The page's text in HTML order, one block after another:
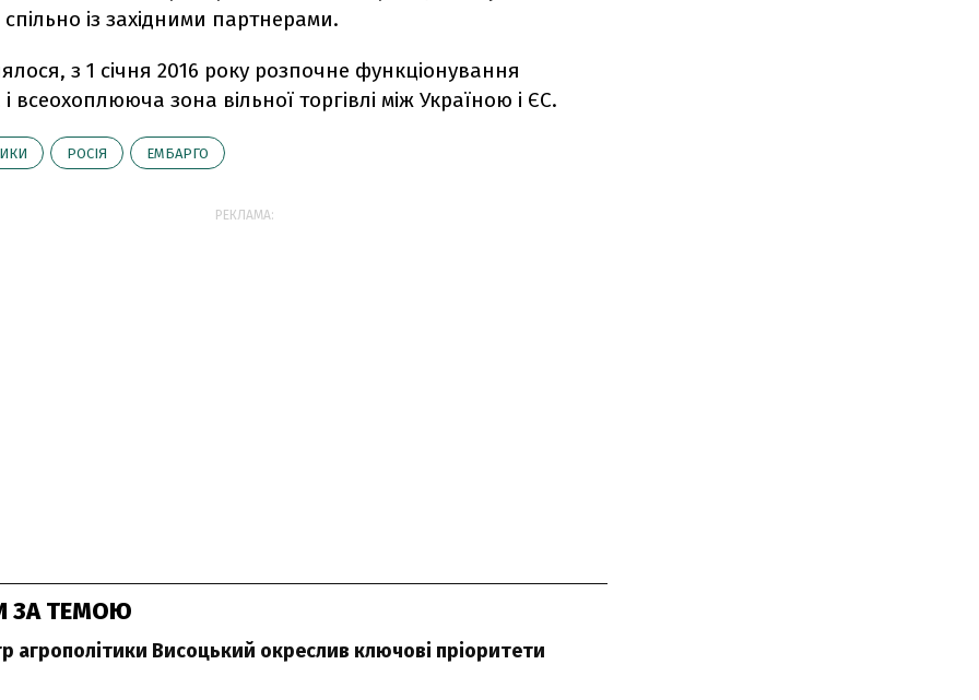
із західними партнерами.
з 1 січня 2016 року розпочне функціонування
всеохоплююча зона вільної торгівлі між Україною і ЄС.
РОСІЯ ЕМБАРГО
РЕКЛАМА:
ЗА ТЕМОЮ
агрополітики Висоцький окреслив ключові пріоритети